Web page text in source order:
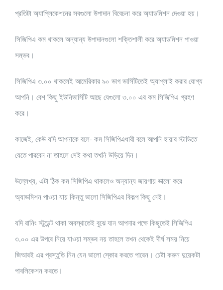
প্রতিটা অ্যাপ্লিকেশনের সবগুলো উপাদান বিবেচনা করে অ্যাডমিশন দেওয়া হয়।
সিজিপিএ কম থাকলে অন্যান্য উপাদানগুলো শক্তিশালী করে অ্যাডমিশন পাওয়া
সম্ভব।
সিজিপিএ ৩.০০ থাকলেই আমেরিকার ৯০ ভাগ ভার্সিটিতেই অ্যাপ্লাই করার যোগ্য
আপনি। বেশ কিছু ইউনিভার্সিটি আছে যেগুলো ৩.০০ এর কম সিজিপিএ গ্রহণ
করে।
কাজেই, কেউ যদি আপনাকে বলে- কম সিজিপিএধারী বলে আপনি হায়ার স্টাডিতে
যেতে পারবেন না তাহলে সেই কথা তখনি উড়িয়ে দিন।
উল্লেখ্য, এটা ঠিক কম সিজিপিএ থাকলেও অন্যান্য জায়গায় ভালো করে
অ্যাডমিশন পাওয়া যায় কিন্তু ভালো সিজিপিএর বিকল্প কিছু নেই।
যদি রানিং স্টুডেন্ট থাকা অবস্থাতেই বুঝে যান আপনার পক্ষে কিছুতেই সিজিপিএ
৩.০০ এর উপরে নিয়ে যাওয়া সম্ভব নয় তাহলে তখন থেকেই দীর্ঘ সময় নিয়ে
জিআরই এর প্রস্তুতি নিন যেন ভালো স্কোর করতে পারেন। চেষ্টা করুন দুয়েকটা
পাবলিকেশন করতে।